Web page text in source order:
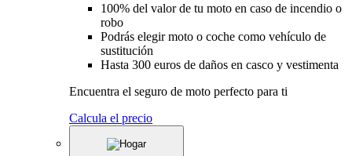
100% del valor de tu moto en caso de incendio o
robo
Podrás elegir moto o coche como vehículo de
sustitución
Hasta 300 euros de daños en casco y vestimenta
Encuentra el seguro de moto perfecto para ti
Calcula el precio